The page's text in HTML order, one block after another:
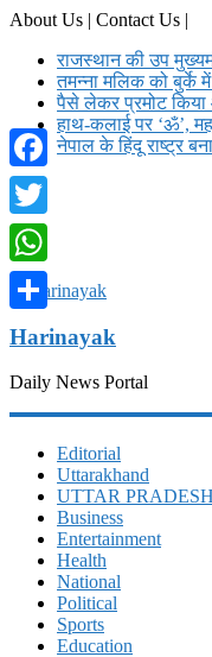
About Us | Contact Us |
राजस्थान की उप
तमन्ना मलिक को बुर्के
पैसे लेकर प्रमोट क‍िया
हाथ-कलाई पर ‘ॐ’,
नेपाल के हिंदू राष्ट्र
Harinayak
Daily News Portal
Editorial
Uttarakhand
UTTAR PRADESH
Business
Entertainment
Health
National
Political
Sports
Education
Facebook
Twitter
WhatsApp
Share